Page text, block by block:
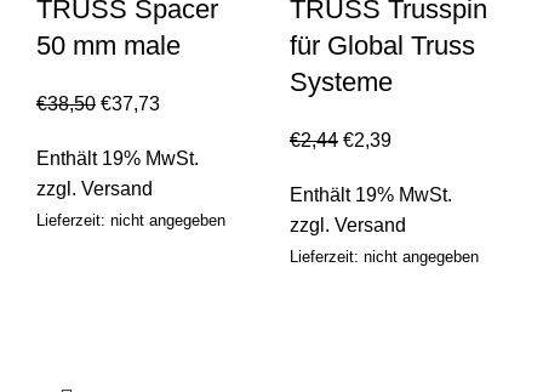
TRUSS Spacer
50 mm male
€38,50 €37,73
Enthält 19% MwSt.
zzgl. Versand
Lieferzeit: nicht angegeben
TRUSS Trusspin
für Global Truss
Systeme
€2,44 €2,39
Enthält 19% MwSt.
zzgl. Versand
Lieferzeit: nicht angegeben